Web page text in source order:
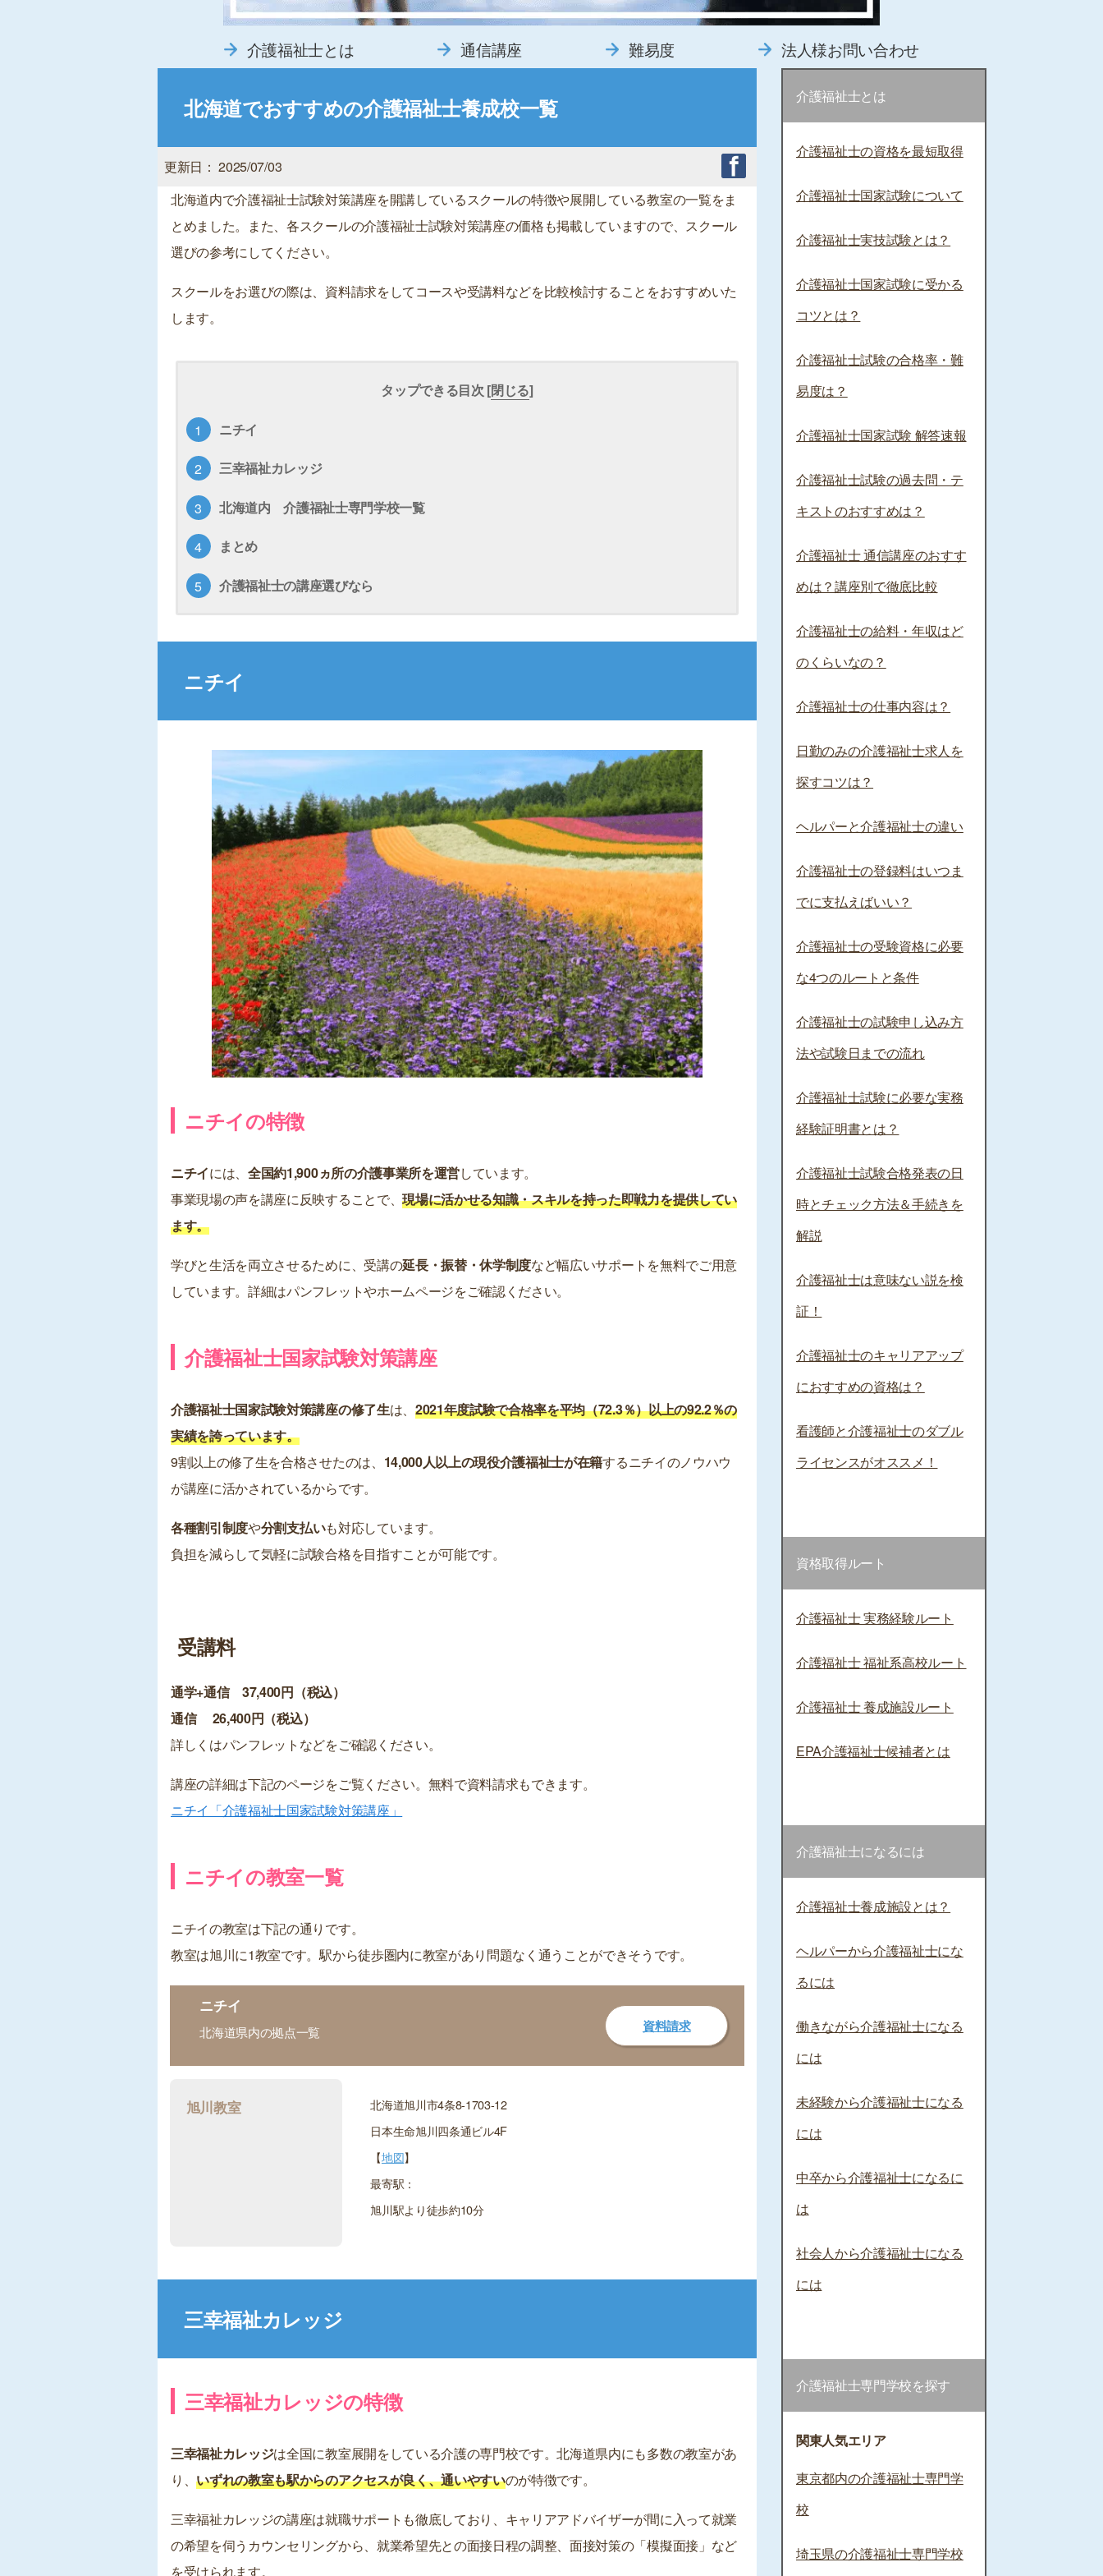
介護福祉士とは 通信講座 難易度 法人様お問い合わせ
北海道でおすすめの介護福祉士養成校一覧
更新日： 2025/07/03
北海道内で介護福祉士試験対策講座を開講しているスクールの特徴や展開している教室の一覧をま
とめました。また、各スクールの介護福祉士試験対策講座の価格も掲載していますので、スクール
選びの参考にしてください。
スクールをお選びの際は、資料請求をしてコースや受講料などを比較検討することをおすすめいた
します。
タップできる目次 [閉じる]
ニチイ
三幸福祉カレッジ
北海道内 介護福祉士専門学校一覧
まとめ
介護福祉士の講座選びなら
ニチイ
ニチイの特徴
ニチイには、全国約1,900ヵ所の介護事業所を運営しています。
事業現場の声を講座に反映することで、現場に活かせる知識・スキルを持った即戦力を提供してい
ます。
学びと生活を両立させるために、受講の延長・振替・休学制度など幅広いサポートを無料でご用意
しています。詳細はパンフレットやホームページをご確認ください。
介護福祉士国家試験対策講座
介護福祉士国家試験対策講座の修了生は、 2021年度試験で合格率を平均（72.3％）以上の92.2％の
実績を誇っています。
9割以上の修了生を合格させたのは、 14,000人以上の現役介護福祉士が在籍するニチイのノウハウ
が講座に活かされているからです。
各種割引制度や分割支払いも対応しています。
負担を減らして気軽に試験合格を目指すことが可能です。
受講料
通学+通信 37,400円（税込）
通信 26,400円（税込）
詳しくはパンフレットなどをご確認ください。
講座の詳細は下記のページをご覧ください。無料で資料請求もできます。
ニチイ「介護福祉士国家試験対策講座」
ニチイの教室一覧
ニチイの教室は下記の通りです。
教室は旭川に1教室です。駅から徒歩圏内に教室があり問題なく通うことができそうです。
ニチイ
北海道県内の拠点一覧 資料請求
旭川教室
北海道旭川市4条8-1703-12
日本生命旭川四条通ビル4F
【地図】
最寄駅：
旭川駅より徒歩約10分
三幸福祉カレッジ
三幸福祉カレッジの特徴
三幸福祉カレッジは全国に教室展開をしている介護の専門校です。北海道県内にも多数の教室があ
り、いずれの教室も駅からのアクセスが良く、通いやすいのが特徴です。
三幸福祉カレッジの講座は就職サポートも徹底しており、キャリアアドバイザーが間に入って就業
の希望を伺うカウンセリングから、就業希望先との面接日程の調整、面接対策の「模擬面接」など
を受けられます。
介護福祉士とは
介護福祉士の資格を最短取得
介護福祉士国家試験について
介護福祉士実技試験とは？
介護福祉士国家試験に受かる
コツとは？
介護福祉士試験の合格率・難
易度は？
介護福祉士国家試験 解答速報
介護福祉士試験の過去問・テ
キストのおすすめは？
介護福祉士 通信講座のおすす
めは？講座別で徹底比較
介護福祉士の給料・年収はど
のくらいなの？
介護福祉士の仕事内容は？
日勤のみの介護福祉士求人を
探すコツは？
ヘルパーと介護福祉士の違い
介護福祉士の登録料はいつま
でに支払えばいい？
介護福祉士の受験資格に必要
な4つのルートと条件
介護福祉士の試験申し込み方
法や試験日までの流れ
介護福祉士試験に必要な実務
経験証明書とは？
介護福祉士試験合格発表の日
時とチェック方法＆手続きを
解説
介護福祉士は意味ない説を検
証！
介護福祉士のキャリアアップ
におすすめの資格は？
看護師と介護福祉士のダブル
ライセンスがオススメ！
資格取得ルート
介護福祉士 実務経験ルート
介護福祉士 福祉系高校ルート
介護福祉士 養成施設ルート
EPA介護福祉士候補者とは
介護福祉士になるには
介護福祉士養成施設とは？
ヘルパーから介護福祉士にな
るには
働きながら介護福祉士になる
には
未経験から介護福祉士になる
には
中卒から介護福祉士になるに
は
社会人から介護福祉士になる
には
介護福祉士専門学校を探す
関東人気エリア
東京都内の介護福祉士専門学
校
埼玉県の介護福祉士専門学校